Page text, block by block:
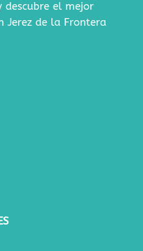
descubre el mejor
Jerez de la Frontera